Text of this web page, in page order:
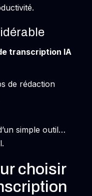
transcription IA
de rédaction
simple outil…
choisir